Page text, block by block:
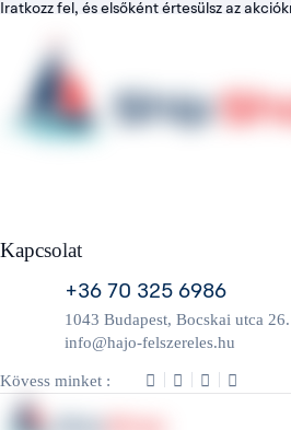
Iratkozz fel, és elsőként értesülsz az
Kapcsolat
+36 70 325 6986
1043 Budapest, Bocskai utca 26.
info@hajo-felszereles.hu
Kövess minket :